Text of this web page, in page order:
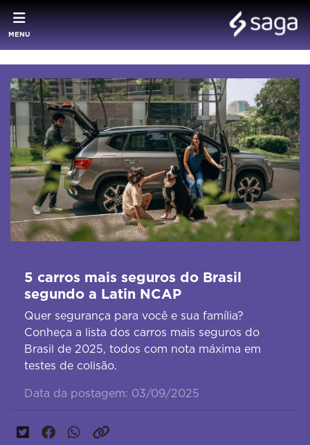
MENU
5 carros mais seguros do Brasil
segundo a Latin NCAP
Quer segurança para você e sua família?
Conheça a lista dos carros mais seguros do
Brasil de 2025, todos com nota máxima em
testes de colisão.
Data da postagem: 03/09/2025